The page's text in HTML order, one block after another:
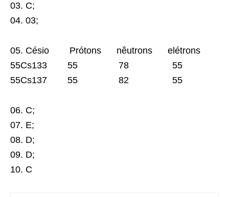
03. C;
04. 03;
05. Césio Prótons nêutrons elétrons
55Cs133 55 78 55
55Cs137 55 82 55
06. C;
07. E;
08. D;
09. D;
10. C